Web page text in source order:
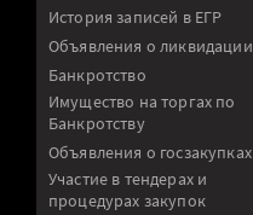
История записей в ЕГР
Объявления о ликвидации
Банкротство
Имущество на торгах по
Банкротству
Объявления о госзакупках
Участие в тендерах и
процедурах закупок